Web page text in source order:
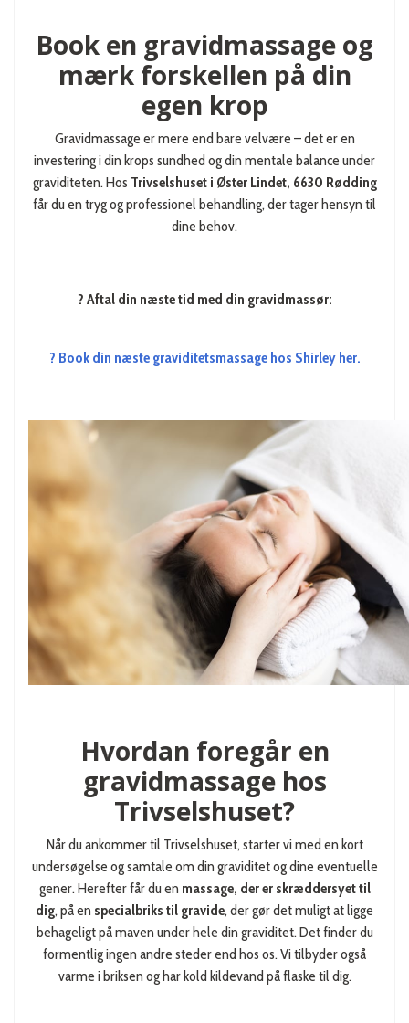
Book en gravidmassage og
mærk forskellen på din
egen krop
Gravidmassage er mere end bare velvære – det er en
investering i din krops sundhed og din mentale balance under
graviditeten. Hos Trivselshuset i Øster Lindet, 6630 Rødding
får du en tryg og professionel behandling, der tager hensyn til
dine behov.
? Aftal din næste tid med din gravidmassør:
? Book din næste graviditetsmassage hos Shirley her.
Hvordan foregår en
gravidmassage hos
Trivselshuset?
Når du ankommer til Trivselshuset, starter vi med en kort
undersøgelse og samtale om din graviditet og dine eventuelle
gener. Herefter får du en massage, der er skræddersyet til
dig, på en specialbriks til gravide, der gør det muligt at ligge
behageligt på maven under hele din graviditet. Det finder du
formentlig ingen andre steder end hos os. Vi tilbyder også
varme i briksen og har kold kildevand på flaske til dig.